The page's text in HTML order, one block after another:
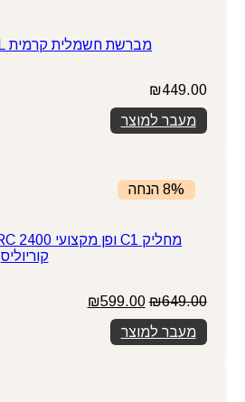
מברשת חשמלית קרמית MOROCCANOIL
₪449.00
מעבר למוצר
8% הנחה
קוריוליס
₪649.00
המחיר
המקורי
היה:
₪649.00.
₪599.00
מעבר למוצר